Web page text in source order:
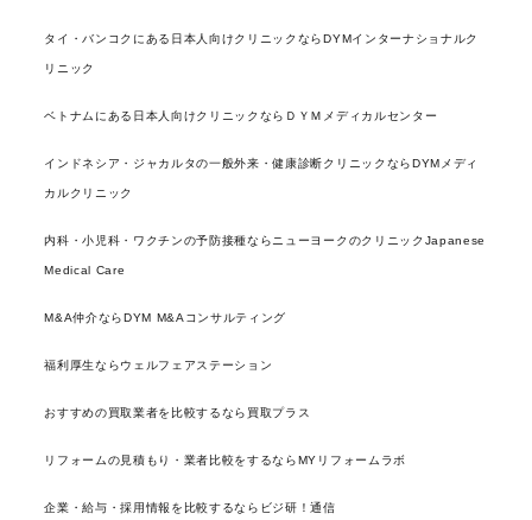
タイ・バンコクにある日本人向けクリニックならDYMインターナショナルク
リニック
ベトナムにある日本人向けクリニックならＤＹＭメディカルセンター
インドネシア・ジャカルタの一般外来・健康診断クリニックならDYMメディ
カルクリニック
内科・小児科・ワクチンの予防接種ならニューヨークのクリニックJapanese
Medical Care
M&A仲介ならDYM M&Aコンサルティング
福利厚生ならウェルフェアステーション
おすすめの買取業者を比較するなら買取プラス
リフォームの見積もり・業者比較をするならMYリフォームラボ
企業・給与・採用情報を比較するならビジ研！通信